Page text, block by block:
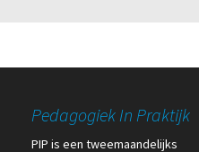
Pedagogiek In Praktijk
PIP is een tweemaandelijks